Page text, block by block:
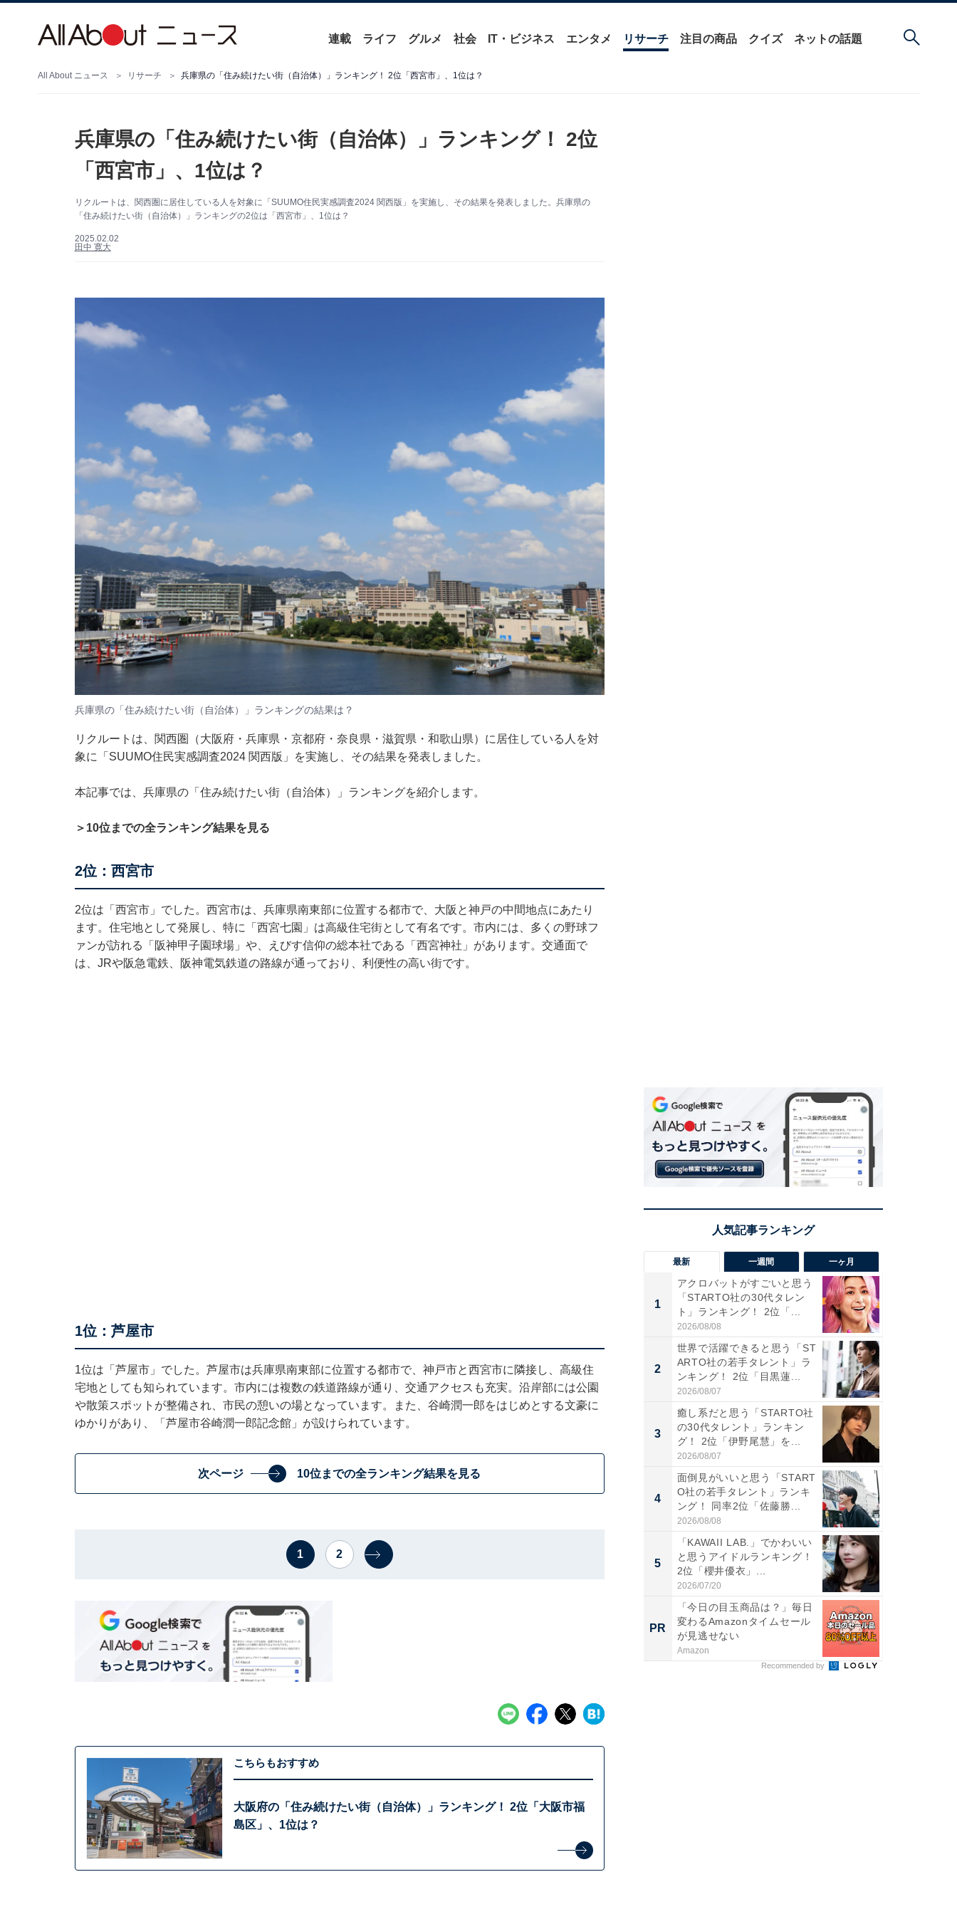
連載 ライフ グルメ 社会 IT・ビジネス エンタメ リサーチ 注目の商品 クイズ ネットの話題
All About ニュース リサーチ 兵庫県の「住み続けたい街（自治体）」ランキング！ 2位「西宮市」、1位は？
兵庫県の「住み続けたい街（自治体）」ランキング！ 2位
「西宮市」、1位は？
リクルートは、関西圏に居住している人を対象に「SUUMO住民実感調査2024 関西版」を実施し、その結果を発表しました。兵庫県の
「住み続けたい街（自治体）」ランキングの2位は「西宮市」、1位は？
2025.02.02
田中 寛大
兵庫県の「住み続けたい街（自治体）」ランキングの結果は？
リクルートは、関西圏（大阪府・兵庫県・京都府・奈良県・滋賀県・和歌山県）に居住している人を対
象に「SUUMO住民実感調査2024 関西版」を実施し、その結果を発表しました。
本記事では、兵庫県の「住み続けたい街（自治体）」ランキングを紹介します。
＞10位までの全ランキング結果を見る
2位：西宮市
2位は「西宮市」でした。西宮市は、兵庫県南東部に位置する都市で、大阪と神戸の中間地点にあたり
ます。住宅地として発展し、特に「西宮七園」は高級住宅街として有名です。市内には、多くの野球フ
ァンが訪れる「阪神甲子園球場」や、えびす信仰の総本社である「西宮神社」があります。交通面で
は、JRや阪急電鉄、阪神電気鉄道の路線が通っており、利便性の高い街です。
1位：芦屋市
1位は「芦屋市」でした。芦屋市は兵庫県南東部に位置する都市で、神戸市と西宮市に隣接し、高級住
宅地としても知られています。市内には複数の鉄道路線が通り、交通アクセスも充実。沿岸部には公園
や散策スポットが整備され、市民の憩いの場となっています。また、谷崎潤一郎をはじめとする文豪に
ゆかりがあり、「芦屋市谷崎潤一郎記念館」が設けられています。
次ページ 10位までの全ランキング結果を見る
1 2
こちらもおすすめ
大阪府の「住み続けたい街（自治体）」ランキング！ 2位「大阪市福
島区」、1位は？
最新 一週間 一ヶ月
1
アクロバットがすごいと思う
「STARTO社の30代タレン
ト」ランキング！ 2位「...
2026/08/08
2
世界で活躍できると思う「ST
ARTO社の若手タレント」ラ
ンキング！ 2位「目黒蓮...
2026/08/07
3
癒し系だと思う「STARTO社
の30代タレント」ランキン
グ！ 2位「伊野尾慧」を...
2026/08/07
4
面倒見がいいと思う「START
O社の若手タレント」ランキ
ング！ 同率2位「佐藤勝...
2026/08/08
5
「KAWAII LAB.」でかわいい
と思うアイドルランキング！
2位「櫻井優衣」...
2026/07/20
PR
「今日の目玉商品は？」毎日
変わるAmazonタイムセール
が見逃せない
Amazon
Recommended by